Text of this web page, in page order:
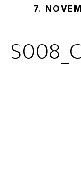
7.